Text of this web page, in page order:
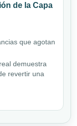
de la Capa
que agotan
demuestra
revertir una